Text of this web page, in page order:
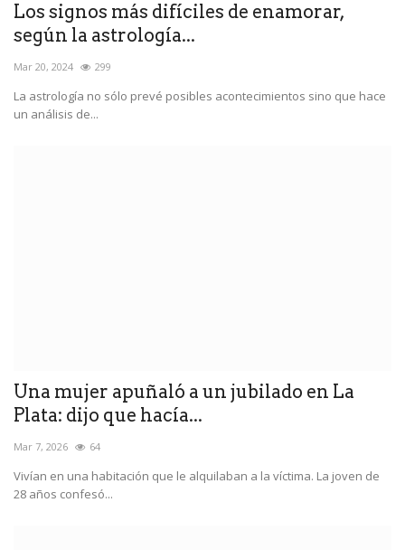
Los signos más difíciles de enamorar,
según la astrología...
Mar 20, 2024 299
La astrología no sólo prevé posibles acontecimientos sino que hace
un análisis de...
Una mujer apuñaló a un jubilado en La
Plata: dijo que hacía...
Mar 7, 2026 64
Vivían en una habitación que le alquilaban a la víctima. La joven de
28 años confesó...